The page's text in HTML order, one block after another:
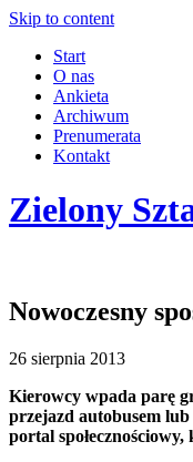
Skip to content
Start
O nas
Ankieta
Archiwum
Prenumerata
Kontakt
Zielony
Nowoczesny
26 sierpnia 2013
Kierowcy wpada parę
przejazd autobusem
portal